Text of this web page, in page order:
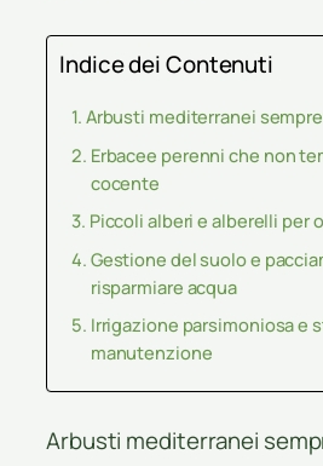
Indice dei Contenuti
Arbusti mediterranei
Erbacee perenni che non
cocente
Piccoli alberi e alberelli per
Gestione del suolo e
risparmiare acqua
Irrigazione parsimoniosa e
manutenzione
Arbusti mediterranei